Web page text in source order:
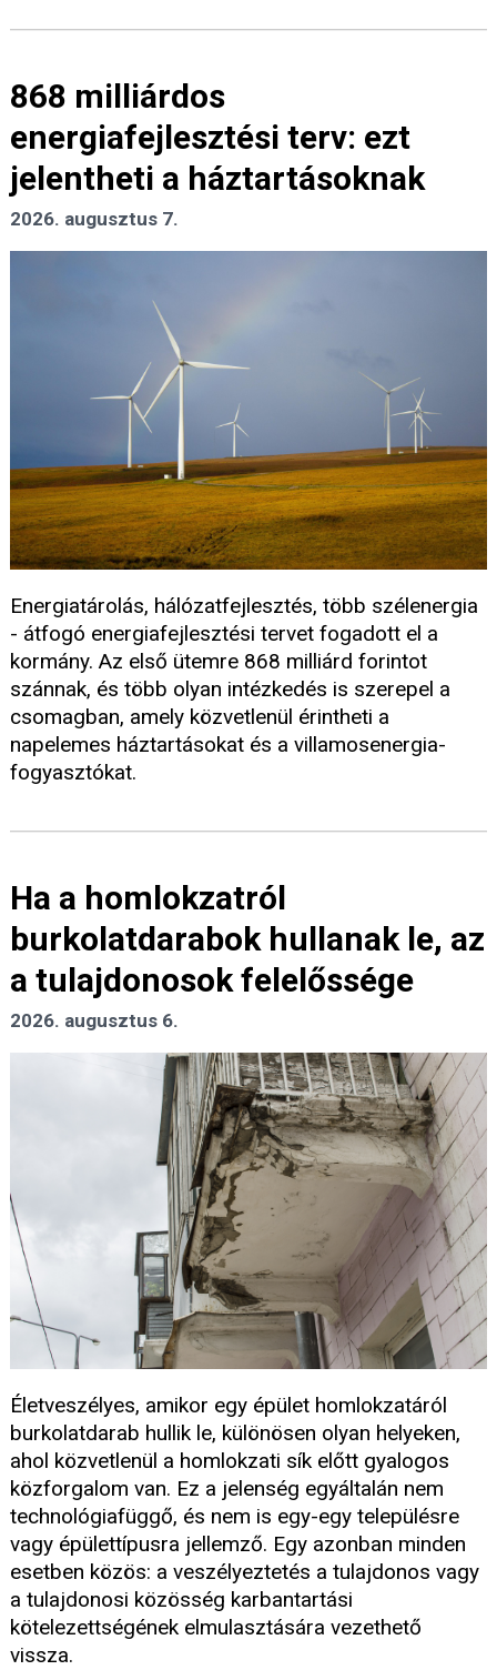
868 milliárdos
energiafejlesztési terv: ezt
jelentheti a háztartásoknak
2026. augusztus 7.
Energiatárolás, hálózatfejlesztés, több szélenergia
- átfogó energiafejlesztési tervet fogadott el a
kormány. Az első ütemre 868 milliárd forintot
szánnak, és több olyan intézkedés is szerepel a
csomagban, amely közvetlenül érintheti a
napelemes háztartásokat és a villamosenergia-
fogyasztókat.
Ha a homlokzatról
burkolatdarabok hullanak le, az
a tulajdonosok felelőssége
2026. augusztus 6.
Életveszélyes, amikor egy épület homlokzatáról
burkolatdarab hullik le, különösen olyan helyeken,
ahol közvetlenül a homlokzati sík előtt gyalogos
közforgalom van. Ez a jelenség egyáltalán nem
technológiafüggő, és nem is egy-egy településre
vagy épülettípusra jellemző. Egy azonban minden
esetben közös: a veszélyeztetés a tulajdonos vagy
a tulajdonosi közösség karbantartási
kötelezettségének elmulasztására vezethető
vissza.